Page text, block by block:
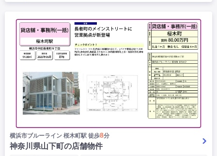
横浜市ブルーライン 桜⽊町駅 徒歩8分
神奈川県山下町の店舗物件